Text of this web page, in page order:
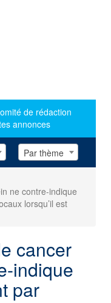
de rédaction
annonces
Par thème
ne contre-indique
lorsqu’il est
cancer
indique
par